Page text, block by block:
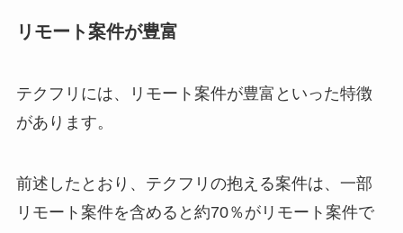
リモート案件が豊富
テクフリには、リモート案件が豊富といった特徴
があります。
前述したとおり、テクフリの抱える案件は、一部
リモート案件を含めると約70％がリモート案件で